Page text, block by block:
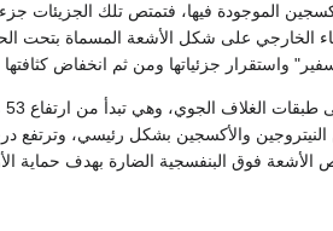
الموجودة فيها، فتمتص تلك الجزيئات
واستقرار جزئياتها ومن ثم انخفاض كثافتها
و تتكون من النيتروجين والأكسجين بشكل رئيسي،
فوق البنفسجية الضارة بهدف حماية